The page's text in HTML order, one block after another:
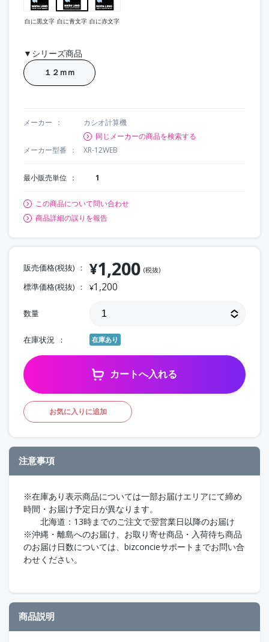
白に黒文字 白に青文字 白に赤文字
▼シリーズ商品
１２ｍｍ
メーカー
カシオ計算機
同じメーカーの商品を検索する
メーカー型番
XR-12WEB
最小販売単位 1
この商品について問い合わせ
商品詳細の誤りを報告
販売価格(税抜) ¥1,200 (税抜)
標準価格(税抜) ¥1,200
数量
在庫状況 在庫あり
カートへ入れる
お気に入りに追加
注意事項
※在庫あり表示商品については一部お届けエリアにて締め
時間・お届け予定日が異なります。
北海道：13時までのご注文で翌営業日以降のお届け
※沖縄・離島へのお届け、お取り寄せ商品・入荷待ち商品
のお届け日数については、bizconcieサポートまでお問い合
わせください。
商品説明